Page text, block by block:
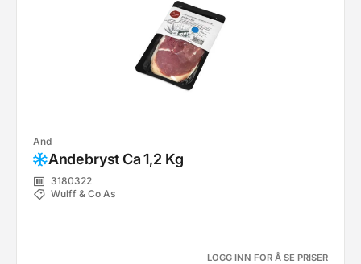
And
Andebryst Ca 1,2 Kg
3180322
Wulff & Co As
LOGG INN FOR Å SE PRISER